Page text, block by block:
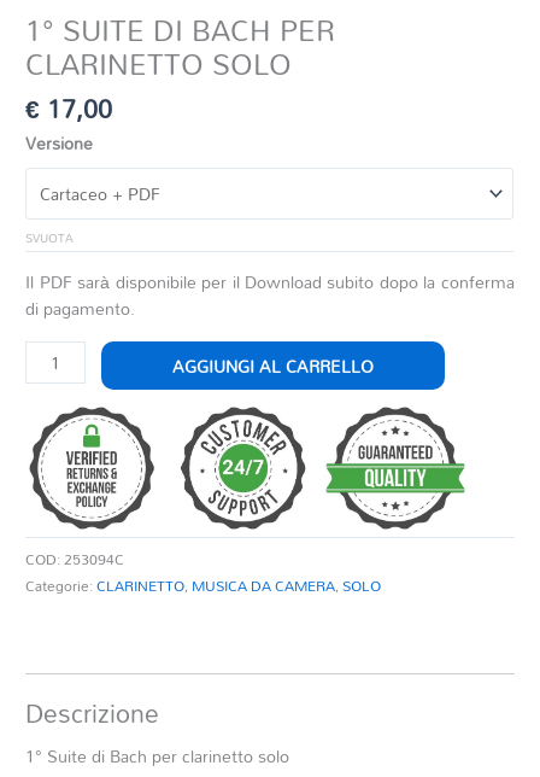
1° SUITE DI BACH PER
CLARINETTO SOLO
€ 17,00
Versione
SVUOTA
Il PDF sarà disponibile per il Download subito dopo la conferma
di pagamento.
1°
SUITE
BACH
PER
CLARINETTO
SOLO
quantità
AGGIUNGI AL CARRELLO
COD:253094C
Categorie:CLARINETTO, MUSICA DA CAMERA,SOLO
Descrizione
1° Suite di Bach per clarinetto solo